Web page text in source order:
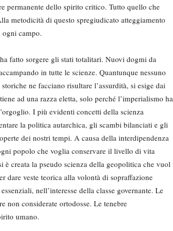
permanente dello spirito critico. Tutto quello che
metodicità di questo spregiudicato atteggiamento
ogni campo.
fatto sorgere gli stati totalitari. Nuovi dogmi da
in tutte le scienze. Quantunque nessuno
ne facciano risultare l’assurdità, si esige dai
ad una razza eletta, solo perché l’imperialismo ha
I più evidenti concetti della scienza
la politica autarchica, gli scambi bilanciati e gli
dei nostri tempi. A causa della interdipendenza
popolo che voglia conservare il livello di vita
creata la pseudo scienza della geopolitica che vuol
dare veste teorica alla volontà di sopraffazione
nell’interesse della classe governante. Le
non considerate ortodosse. Le tenebre
umano.